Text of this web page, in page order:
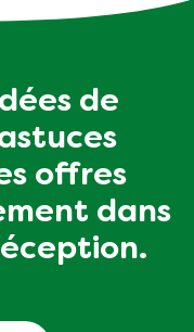
de
offres
dans